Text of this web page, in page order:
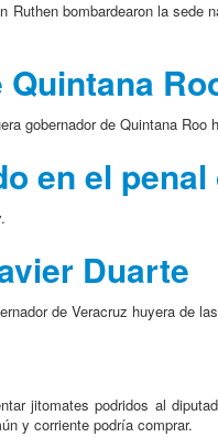
bombardearon la sede
gobernador de Quintana Roo
en el penal
Duarte
de Veracruz huyera de
jitomates podridos al
y corriente podría comprar.